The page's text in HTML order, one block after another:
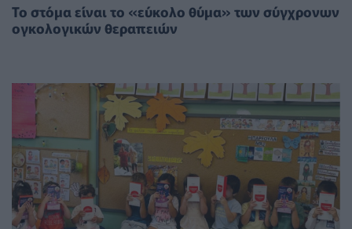
Το στόμα είναι το «εύκολο θύμα» των σύγχρονων
ογκολογικών θεραπειών